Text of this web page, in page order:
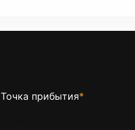
Точка прибытия*